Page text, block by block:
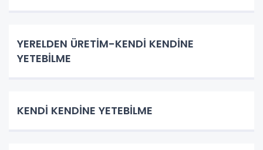
YERELDEN ÜRETİM-KENDİ KENDİNE
YETEBİLME
KENDİ KENDİNE YETEBİLME